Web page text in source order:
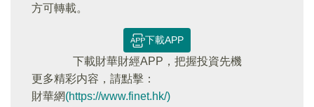
方可轉載。
下載APP
下載財華財經APP，把握投資先機
更多精彩内容，請點擊：
財華網(https://www.finet.hk/)